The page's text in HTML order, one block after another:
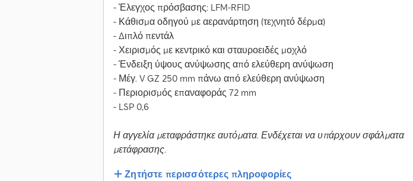
- Έλεγχος πρόσβασης: LFM-RFID
- Κάθισμα οδηγού με αερανάρτηση (τεχνητό δέρμα)
- Διπλό πεντάλ
- Χειρισμός με κεντρικό και σταυροειδές μοχλό
- Ένδειξη ύψους ανύψωσης από ελεύθερη ανύψωση
- Μέγ. V GZ 250 mm πάνω από ελεύθερη ανύψωση
- Περιορισμός επαναφοράς 72 mm
- LSP 0,6
Η αγγελία μεταφράστηκε αυτόματα. Ενδέχεται να υπάρχουν σφάλματα
μετάφρασης.
Ζητήστε περισσότερες πληροφορίες